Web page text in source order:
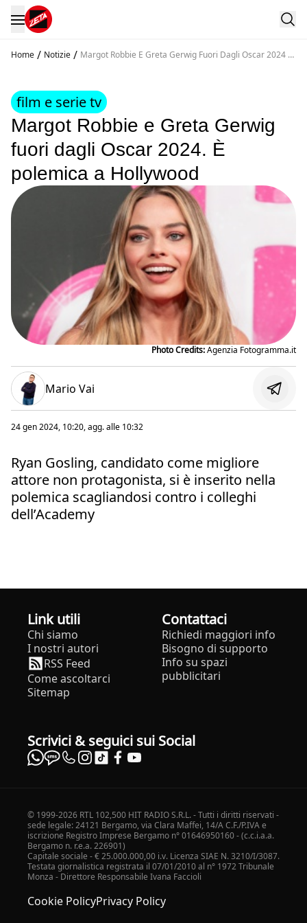
Home / Notizie / Margot Robbie E Greta Gerwig Fuori Dagli Oscar 2024 E
film e serie tv
Margot Robbie e Greta Gerwig
fuori dagli Oscar 2024. È
polemica a Hollywood
Photo Credits:Agenzia Fotogramma.it
Mario Vai
24 gen 2024, 10:20, agg. alle 10:32
Ryan Gosling, candidato come migliore
attore non protagonista, si è inserito nella
polemica scagliandosi contro i colleghi
dell’Academy
Link utili
Chi siamo
I nostri autori
RSS Feed
Come ascoltarci
Sitemap
Contattaci
Richiedi maggiori info
Bisogno di supporto
Info su spazi
pubblicitari
Scrivici & seguici sui Social
© 1999-2026 RTL 102,500 HIT RADIO S.R.L. - Tutti i diritti riservati -
sede legale: 24121 Bergamo, via Clara Maffei, 14/A C.F./P.IVA e
iscrizione Registro Imprese Bergamo n° 01646950160 - (c.c.i.a.a.
Bergamo n. r.e.a. 226901)
Capitale sociale - € 25.000.000,00 i.v. Licenza SIAE N. 3210/I/3087.
Testata giornalistica registrata il 07/01/2010 al n° 1972 Tribunale
Monza - Direttore Responsabile Ivana Faccioli
Cookie PolicyPrivacy Policy